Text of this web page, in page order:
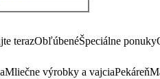
terazObľúbenéŠpeciálne ponuky
Mliečne výrobky a vajciaPekáreň